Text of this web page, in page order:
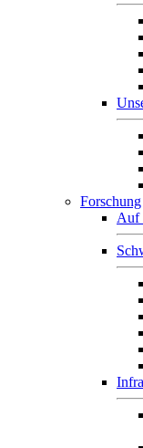
Forschung
Auf